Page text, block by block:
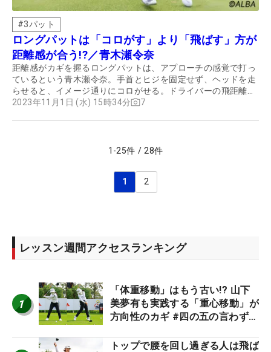
#3パット
ロングパットは「コロがす」より「飛ばす」方が
距離感が合う!?／青木瀬令奈
距離感がカギを握るロングパットは、アプローチの感覚で打っ
ているという青木瀬令奈。手首とヒジを固定せず、ヘッドを走
らせると、イメージ通りにコロがせる。ドライバーの飛距離は
220ヤード前後、ツアーでも飛ばない青木が勝てる理由はここ
2023年11月1日 (水) 15時34分 7
1 -25件 / 28件
1 2
レッスン週間アクセスランキング
1
「体重移動」はもう古い!? 山下
美夢有も実践する「重心移動」が
方向性のカギ #四の五の言わず振
トップで腰を回し過ぎる人は飛ば